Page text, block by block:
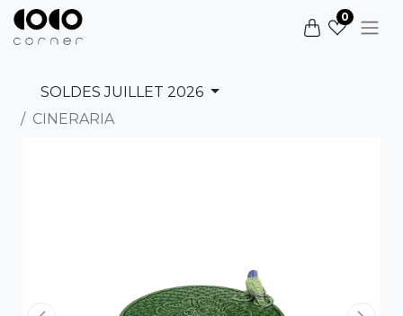
0
SOLDES JUILLET 2026
CINERARIA